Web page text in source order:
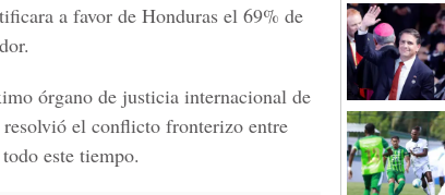
a favor de Honduras el 69% de
órgano de justicia internacional de
el conflicto fronterizo entre
este tiempo.